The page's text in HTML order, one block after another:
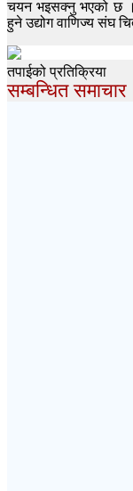
चयन भइसक्नु भएको छ ।
हुने उद्योग वाणिज्य संघ
तपाईको प्रतिक्रिया
सम्बन्धित समाचार